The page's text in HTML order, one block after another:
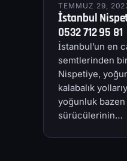
TEMMUZ 29,
İstanbul
0532 712 95 81
İstanbul’un en
semtlerinden
Nispetiye,
kalabalık
yoğunluk bazen
sürücülerinin…